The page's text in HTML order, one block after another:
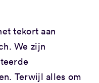
tekort aan
We zijn
Terwijl alles om